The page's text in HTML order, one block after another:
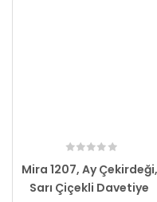
Mira 1207, Ay Çekirdeği,
Sarı Çiçekli Davetiye